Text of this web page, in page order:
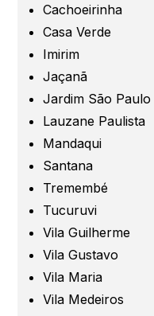
Cachoeirinha
Casa Verde
Imirim
Jaçanã
Jardim São Paulo
Lauzane Paulista
Mandaqui
Santana
Tremembé
Tucuruvi
Vila Guilherme
Vila Gustavo
Vila Maria
Vila Medeiros